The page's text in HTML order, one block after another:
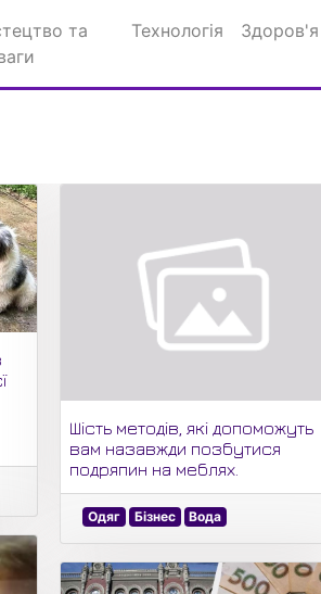
та
Технологія Здоров'я
Шість методів, які допоможуть
вам назавжди позбутися
подряпин на меблях.
Одяг Бізнес Вода